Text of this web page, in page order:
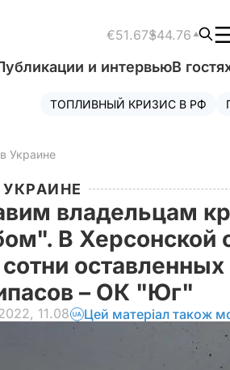
€51.67$44.76
и интервьюВ
ТОПЛИВНЫЙ КРИЗИС В РФ
Украине
владельцам
В Херсонской
– ОК "Юг"
11.08 Цей матеріал також